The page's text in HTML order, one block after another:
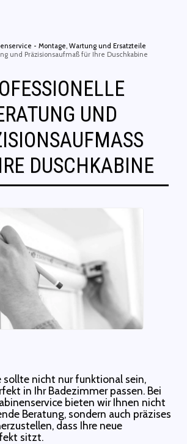
- Montage, Wartung und Ersatzteile
und Präzisionsaufmaß für Ihre Duschkabine
UND
F
DUSCHKABINE
sollte nicht nur funktional sein,
in Ihr Badezimmer passen. Bei
bieten wir Ihnen nicht
Beratung, sondern auch präzises
dass Ihre neue
sitzt.